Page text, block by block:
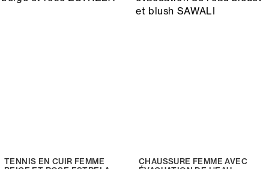
TENNIS EN CUIR FEMME
CHAUSSURE FEMME AVEC